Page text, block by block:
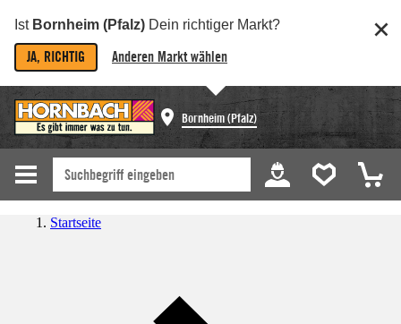
Ist Bornheim (Pfalz) Dein richtiger Markt?
JA, RICHTIG Anderen Markt wählen
Bornheim (Pfalz)
Startseite